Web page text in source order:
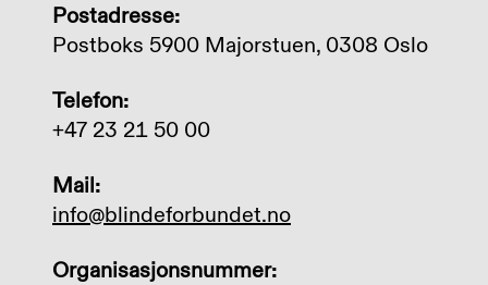
Postadresse:
Postboks 5900 Majorstuen, 0308 Oslo
Telefon:
+47 23 21 50 00
Mail:
info@blindeforbundet.no
Organisasjonsnummer: